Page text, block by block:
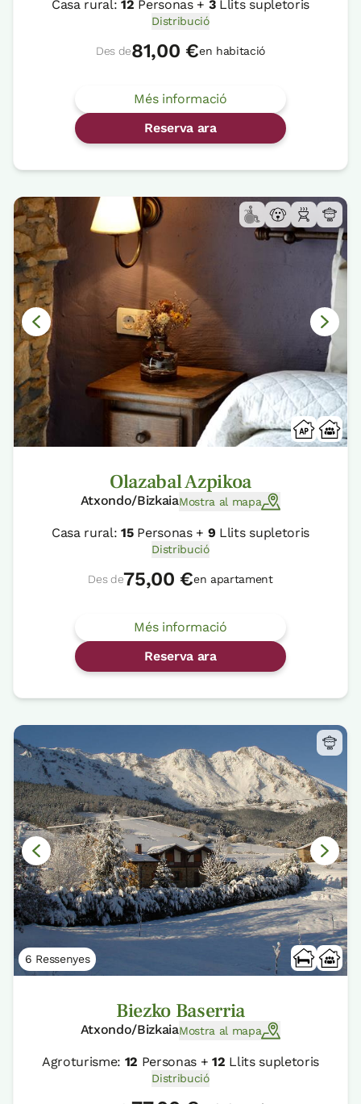
Casa rural:12 Personas + 3Llits supletoris
Distribució
Des de81,00 €en habitació
Més informació
Reserva ara
Olazabal Azpikoa
Atxondo/BizkaiaMostra al mapa
Casa rural:15Personas + 9 Llits supletoris
Distribució
Des de75,00 €en apartament
Més informació
Reserva ara
6 Ressenyes
Biezko Baserria
Atxondo/BizkaiaMostra al mapa
Agroturisme: 12 Personas +12 Llits supletoris
Distribució